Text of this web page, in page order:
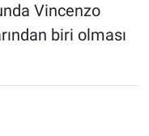
Vincenzo
biri olması